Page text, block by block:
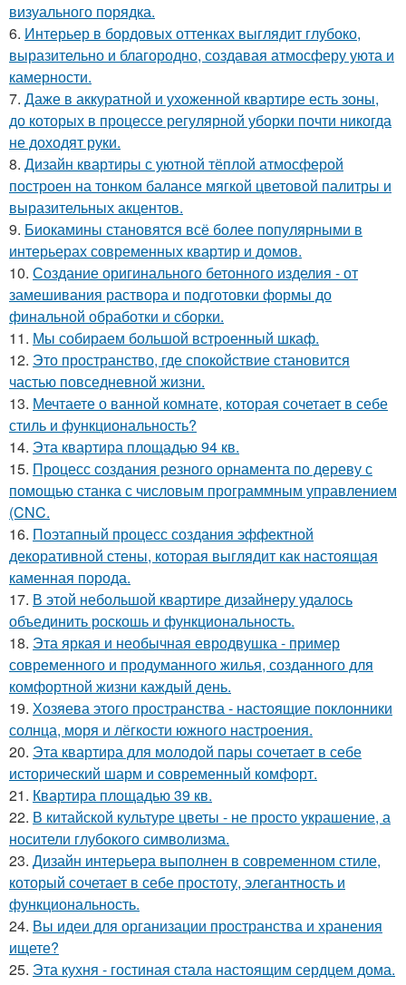
визуального порядка.
6. Интерьер в бордовых оттенках выглядит глубоко,
выразительно и благородно, создавая атмосферу уюта и
камерности.
7. Даже в аккуратной и ухоженной квартире есть зоны,
до которых в процессе регулярной уборки почти никогда
не доходят руки.
8. Дизайн квартиры с уютной тёплой атмосферой
построен на тонком балансе мягкой цветовой палитры и
выразительных акцентов.
9. Биокамины становятся всё более популярными в
интерьерах современных квартир и домов.
10. Создание оригинального бетонного изделия - от
замешивания раствора и подготовки формы до
финальной обработки и сборки.
11. Мы собираем большой встроенный шкаф.
12. Это пространство, где спокойствие становится
частью повседневной жизни.
13. Мечтаете о ванной комнате, которая сочетает в себе
стиль и функциональность?
14. Эта квартира площадью 94 кв.
15. Процесс создания резного орнамента по дереву с
помощью станка с числовым программным управлением
(CNC.
16. Поэтапный процесс создания эффектной
декоративной стены, которая выглядит как настоящая
каменная порода.
17. В этой небольшой квартире дизайнеру удалось
объединить роскошь и функциональность.
18. Эта яркая и необычная евродвушка - пример
современного и продуманного жилья, созданного для
комфортной жизни каждый день.
19. Хозяева этого пространства - настоящие поклонники
солнца, моря и лёгкости южного настроения.
20. Эта квартира для молодой пары сочетает в себе
исторический шарм и современный комфорт.
21. Квартира площадью 39 кв.
22. В китайской культуре цветы - не просто украшение, а
носители глубокого символизма.
23. Дизайн интерьера выполнен в современном стиле,
который сочетает в себе простоту, элегантность и
функциональность.
24. Вы идеи для организации пространства и хранения
ищете?
25. Эта кухня - гостиная стала настоящим сердцем дома.